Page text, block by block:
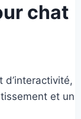
chat
d’interactivité,
et un